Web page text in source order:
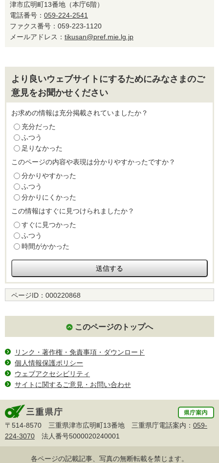
津市広明町13番地（本庁6階）
電話番号： 059-224-2541
ファクス番号：059-223-1120
メールアドレス： tikusan@pref.mie.lg.jp
より良いウェブサイトにするためにみなさまのご
意見をお聞かせください
お求めの情報は充分掲載されていましたか？
充分だった
ふつう
足りなかった
このページの内容や表現は分かりやすかったですか？
分かりやすかった
ふつう
分かりにくかった
この情報はすぐに見つけられましたか？
すぐに見つかった
ふつう
時間がかかった
ページID： 000220868
このページのトップへ
リンク・著作権・免責事項・ダウンロード
個人情報保護ポリシー
ウェブアクセシビリティ
サイトに関するご意見・お問い合わせ
〒514-8570 三重県津市広明町13番地 三重県庁電話案内： 059-
224-3070 法人番号5000020240001
各ページの記載記事、写真の無断転載を禁じます。